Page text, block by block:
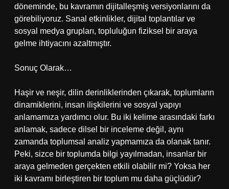
döneminde, bu kavramın dijitalleşmiş versiyonlarını da
görebiliyoruz. Sanal etkinlikler, dijital toplantılar ve
sosyal medya grupları, topluluğun fiziksel bir araya
gelme ihtiyacını azaltmıştır.
Sonuç Olarak…
Haşir ve neşir, dilin derinliklerinden çıkarak, toplumların
dinamiklerini, insan ilişkilerini ve sosyal yapıyı
anlamamıza yardımcı olur. Bu iki kelime arasındaki farkı
anlamak, sadece dilsel bir inceleme değil, aynı
zamanda toplumsal analiz yapmamıza da olanak tanır.
Peki, sizce bir toplumda bilgi yayılmadan, insanlar bir
araya gelmeden gerçekten etkili olabilir mi? Yoksa her
iki kavramı birleştiren bir toplum mu daha güçlüdür?